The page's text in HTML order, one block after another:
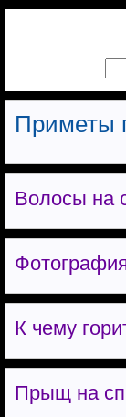
Приметы
Волосы на
К чему
Прыщ на